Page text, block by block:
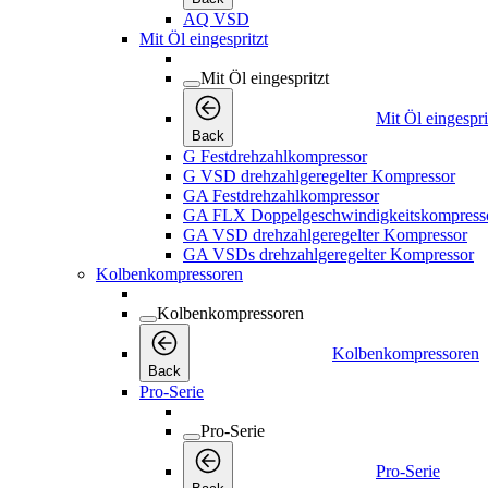
AQ VSD
Mit Öl eingespritzt
Mit Öl eingespritzt
Back
Mit Öl
G Festdrehzahlkompressor
G VSD drehzahlgeregelter Kompressor
GA Festdrehzahlkompressor
GA FLX
GA VSD drehzahlgeregelter Kompressor
GA VSDs drehzahlgeregelter Kompressor
Kolbenkompressoren
Kolbenkompressoren
Back
Kolbenkompressoren
Pro-Serie
Pro-Serie
Pro-Serie